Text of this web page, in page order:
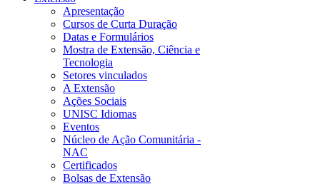
Apresentação
Cursos de Curta Duração
Datas e Formulários
Mostra de Extensão, Ciência e
Tecnologia
Setores vinculados
A Extensão
Ações Sociais
UNISC Idiomas
Eventos
Núcleo de Ação Comunitária -
NAC
Certificados
Bolsas de Extensão